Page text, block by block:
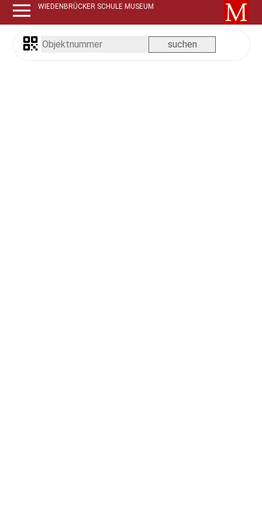
WIEDENBRÜCKER SCHULE MUSEUM